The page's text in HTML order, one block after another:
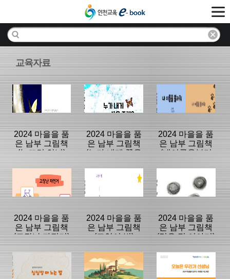
교육자료
2024 마을을 품
은 남부 그림책
(눈뜨면 안녕)
분류명 : 초등
|
2025/01/07
2024 마을을 품
은 남부 그림책
(누가 내게 꿀을
분류명 : 초등
|
2025/01/07
2024 마을을 품
은 남부 그림책
(내이름을불러
분류명 : 초등
|
2025/01/07
2024 마을을 품
은 남부 그림책
(고장난 자전거)
2024 마을을 품
은 남부 그림책
(고양이 별)
분류명 : 중등
2024 마을을 품
은 남부 그림책
(검은 점 이야기)